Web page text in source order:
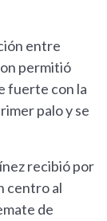
entre
permitió
fuerte con la
palo y se
recibió por
centro al
de